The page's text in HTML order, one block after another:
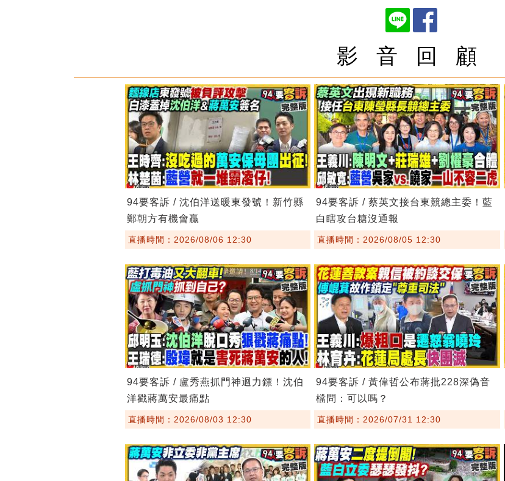
影 音 回 顧
94要客訴 / 沈伯洋送暖東發號！新竹縣
鄭朝方有機會贏
直播時間：2026/08/06 12:30
94要客訴 / 蔡英文接台東競總主委！藍
白瞎攻台糖沒通報
直播時間：2026/08/05 12:30
94要客訴 / 盧秀燕抓門神迴力鏢！沈伯
洋戳蔣萬安最痛點
直播時間：2026/08/03 12:30
94要客訴 / 黃偉哲公布蔣批228深偽音
檔問：可以嗎？
直播時間：2026/07/31 12:30